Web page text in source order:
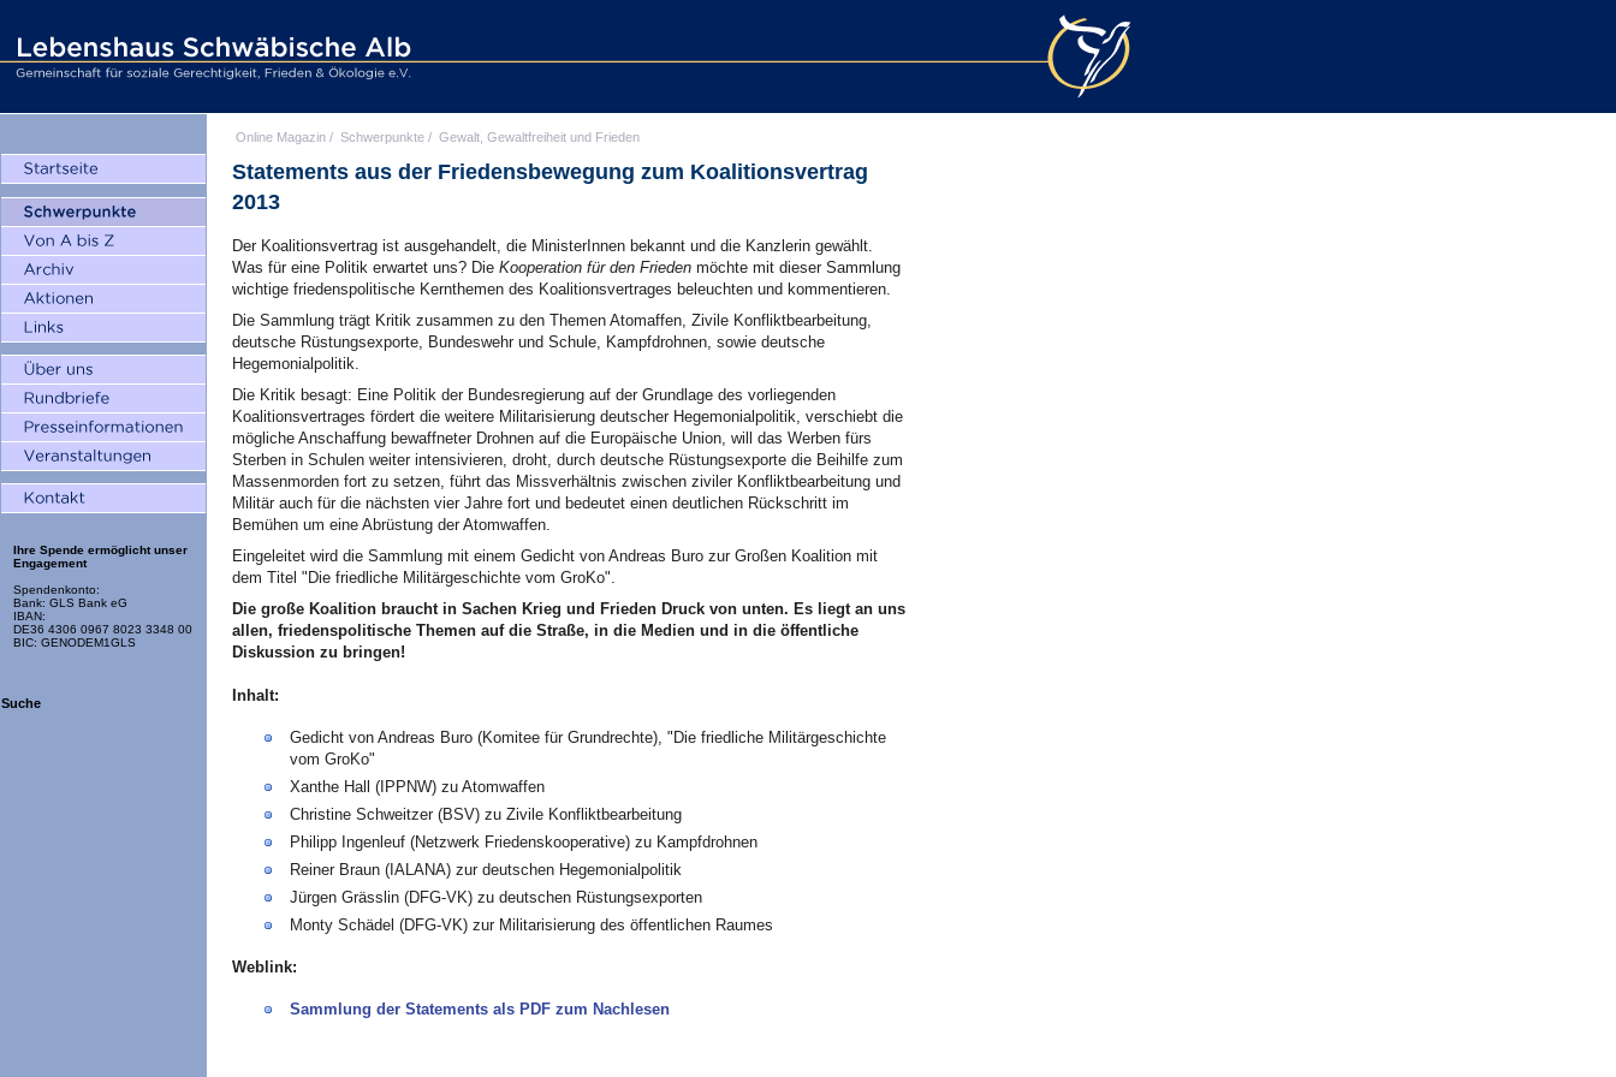
Ihre Spende ermöglicht unser
Engagement
Spendenkonto:
Bank: GLS Bank eG
IBAN:
DE36 4306 0967 8023 3348 00
BIC: GENODEM1GLS
Suche
Online Magazin / Schwerpunkte / Gewalt, Gewaltfreiheit und Frieden
Statements aus der Friedensbewegung zum Koalitionsvertrag
2013
Der Koalitionsvertrag ist ausgehandelt, die MinisterInnen bekannt und die Kanzlerin gewählt.
Was für eine Politik erwartet uns? Die Kooperation für den Frieden möchte mit dieser Sammlung
wichtige friedenspolitische Kernthemen des Koalitionsvertrages beleuchten und kommentieren.
Die Sammlung trägt Kritik zusammen zu den Themen Atomaffen, Zivile Konfliktbearbeitung,
deutsche Rüstungsexporte, Bundeswehr und Schule, Kampfdrohnen, sowie deutsche
Hegemonialpolitik.
Die Kritik besagt: Eine Politik der Bundesregierung auf der Grundlage des vorliegenden
Koalitionsvertrages fördert die weitere Militarisierung deutscher Hegemonialpolitik, verschiebt die
mögliche Anschaffung bewaffneter Drohnen auf die Europäische Union, will das Werben fürs
Sterben in Schulen weiter intensivieren, droht, durch deutsche Rüstungsexporte die Beihilfe zum
Massenmorden fort zu setzen, führt das Missverhältnis zwischen ziviler Konfliktbearbeitung und
Militär auch für die nächsten vier Jahre fort und bedeutet einen deutlichen Rückschritt im
Bemühen um eine Abrüstung der Atomwaffen.
Eingeleitet wird die Sammlung mit einem Gedicht von Andreas Buro zur Großen Koalition mit
dem Titel "Die friedliche Militärgeschichte vom GroKo".
Die große Koalition braucht in Sachen Krieg und Frieden Druck von unten. Es liegt an uns
allen, friedenspolitische Themen auf die Straße, in die Medien und in die öffentliche
Diskussion zu bringen!
Inhalt:
Gedicht von Andreas Buro (Komitee für Grundrechte), "Die friedliche Militärgeschichte
vom GroKo"
Xanthe Hall (IPPNW) zu Atomwaffen
Christine Schweitzer (BSV) zu Zivile Konfliktbearbeitung
Philipp Ingenleuf (Netzwerk Friedenskooperative) zu Kampfdrohnen
Reiner Braun (IALANA) zur deutschen Hegemonialpolitik
Jürgen Grässlin (DFG-VK) zu deutschen Rüstungsexporten
Monty Schädel (DFG-VK) zur Militarisierung des öffentlichen Raumes
Weblink:
Sammlung der Statements als PDF zum Nachlesen